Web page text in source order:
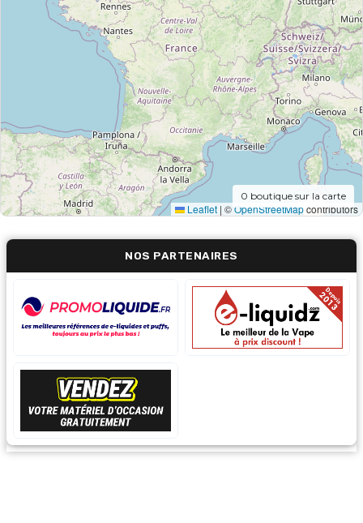
Leaflet | ©OpenStreetMapcontributors
0 boutique sur la carte
NOS PARTENAIRES